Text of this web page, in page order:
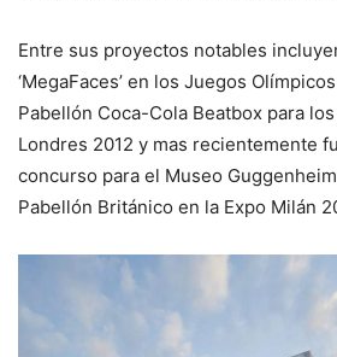
Entre sus proyectos notables
‘MegaFaces’ en los Juegos
Pabellón Coca-Cola Beatbox para
Londres 2012 y mas recientemente
concurso para el Museo
Pabellón Británico en la Expo Milán